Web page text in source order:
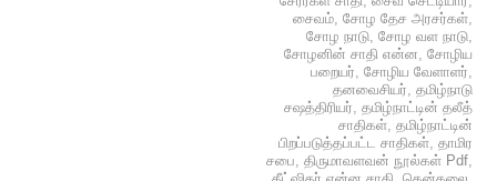
சைவம், சோழ தேச அரசர்கள்,
சோழ நாடு, சோழ வள நாடு,
சோழனின் சாதி என்ன, சோழிய
பறையர், சோழிய வேளாளர்,
தனவைசியர், தமிழ்நாடு
சஷத்திரியர், தமிழ்நாட்டின் தலீத்
சாதிகள், தமிழ்நாட்டின்
பிறப்படுத்தப்பட்ட சாதிகள், தாமிர
சபை, திருமாவளவன் நூல்கள் Pdf,